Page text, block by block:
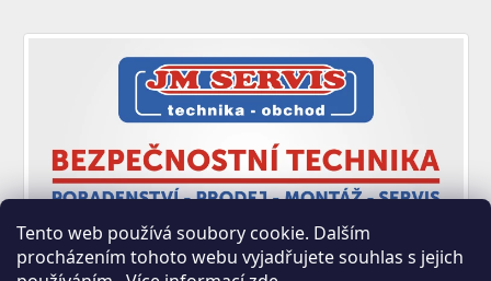
Tento web používá soubory cookie. Dalším
procházením tohoto webu vyjadřujete souhlas s jejich